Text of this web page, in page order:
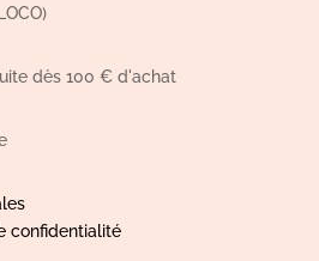
dès 100 € d'achat
confidentialité